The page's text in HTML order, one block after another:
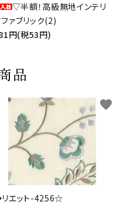
▽半額！高級無地インテリ
ァブリック(2)
円(税53円)
品
エット-4256☆
favorite